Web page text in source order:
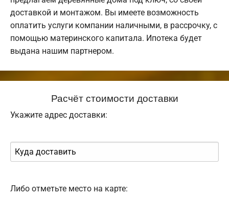
доставкой и монтажом. Вы имеете возможность
оплатить услуги компании наличными, в рассрочку, с
помощью материнского капитала. Ипотека будет
выдана нашим партнером.
Расчёт стоимости доставки
Укажите адрес доставки:
Либо отметьте место на карте: